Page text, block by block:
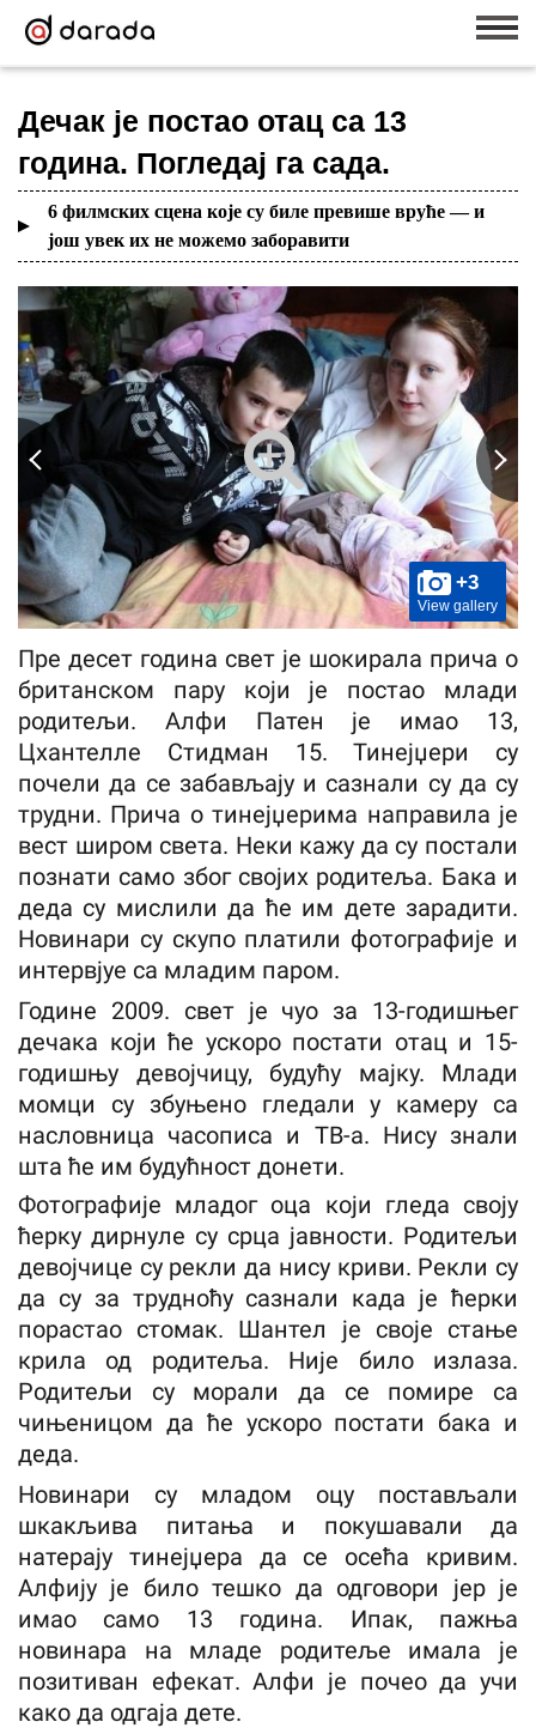
Дечак је постао отац са 13
година. Погледај га сада.
6 филмских сцена које су биле превише вруће — и
још увек их не можемо заборавити
+3
View gallery
Пре десет година свет је шокирала прича о
британском пару који је постао млади
родитељи. Алфи Патен је имао 13,
Цхантелле Стидман 15. Тинејџери су
почели да се забављају и сазнали су да су
трудни. Прича о тинејџерима направила је
вест широм света. Неки кажу да су постали
познати само због својих родитеља. Бака и
деда су мислили да ће им дете зарадити.
Новинари су скупо платили фотографије и
интервјуе са младим паром.
Године 2009. свет је чуо за 13-годишњег
дечака који ће ускоро постати отац и 15-
годишњу девојчицу, будућу мајку. Млади
момци су збуњено гледали у камеру са
насловница часописа и ТВ-а. Нису знали
шта ће им будућност донети.
Фотографије младог оца који гледа своју
ћерку дирнуле су срца јавности. Родитељи
девојчице су рекли да нису криви. Рекли су
да су за трудноћу сазнали када је ћерки
порастао стомак. Шантел је своје стање
крила од родитеља. Није било излаза.
Родитељи су морали да се помире са
чињеницом да ће ускоро постати бака и
деда.
Новинари су младом оцу постављали
шкакљива питања и покушавали да
натерају тинејџера да се осећа кривим.
Алфију је било тешко да одговори јер је
имао само 13 година. Ипак, пажња
новинара на младе родитеље имала је
позитиван ефекат. Алфи је почео да учи
како да одгаја дете.